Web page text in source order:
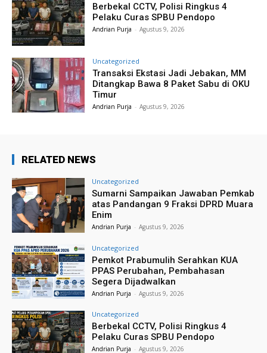
Berbekal CCTV, Polisi Ringkus 4
Pelaku Curas SPBU Pendopo
Andrian Purja - Agustus 9, 2026
Uncategorized
Transaksi Ekstasi Jadi Jebakan, MM
Ditangkap Bawa 8 Paket Sabu di OKU
Timur
Andrian Purja - Agustus 9, 2026
RELATED NEWS
Uncategorized
Sumarni Sampaikan Jawaban Pemkab
atas Pandangan 9 Fraksi DPRD Muara
Enim
Andrian Purja - Agustus 9, 2026
Uncategorized
Pemkot Prabumulih Serahkan KUA
PPAS Perubahan, Pembahasan
Segera Dijadwalkan
Andrian Purja - Agustus 9, 2026
Uncategorized
Berbekal CCTV, Polisi Ringkus 4
Pelaku Curas SPBU Pendopo
Andrian Purja - Agustus 9, 2026